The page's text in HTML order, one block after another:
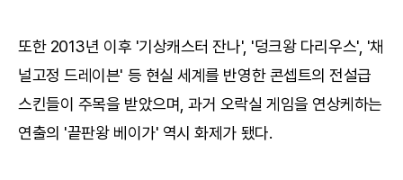
또한 2013년 이후 '기상캐스터 잔나', '덩크왕 다리우스', '채
널고정 드레이븐' 등 현실 세계를 반영한 콘셉트의 전설급
스킨들이 주목을 받았으며, 과거 오락실 게임을 연상케하는
연출의 '끝판왕 베이가' 역시 화제가 됐다.